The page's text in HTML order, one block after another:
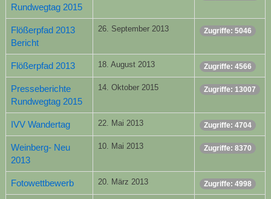
Rundwegtag 2015
Flößerpfad 2013
Bericht
26. September 2013 Zugriffe: 5046
Flößerpfad 2013 18. August 2013 Zugriffe: 4566
Presseberichte
Rundwegtag 2015
14. Oktober 2015 Zugriffe: 13007
IVV Wandertag 22. Mai 2013 Zugriffe: 4704
Weinberg- Neu
2013
10. Mai 2013 Zugriffe: 8370
Fotowettbewerb 20. März 2013 Zugriffe: 4998